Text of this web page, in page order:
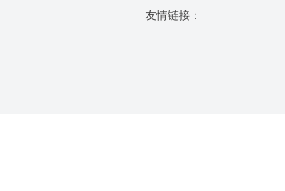
友情链接：